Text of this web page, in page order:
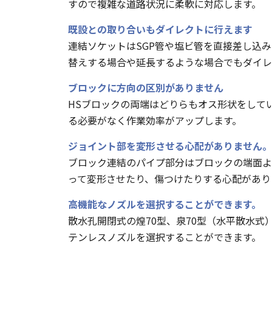
すので複雑な道路状況に柔軟に対応します。
既設との取り合いもダイレクトに行えます
連結ソケットはSGP管や塩ビ管を直接差し込
替えする場合や延長するような場合でもダイ
ブロックに方向の区別がありません
HSブロックの両端はどりらもオス形状をし
る必要がなく作業効率がアップします。
ジョイント部を変形させる心配がありません。
ブロック連結のパイプ部分はブロックの端面
って変形させたり、傷つけたりする心配があ
高機能なノズルを選択することができます。
散水孔開閉式の煌70型、泉70型（水平散水式
テンレスノズルを選択することができます。